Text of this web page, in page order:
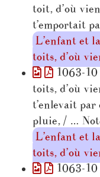
toit, d’où
t’emportait
L’enfant et
toits, d’où
1063-
toits, d’où
t’enlevait
pluie, / …
L’enfant et
toits, d’où
1063-10